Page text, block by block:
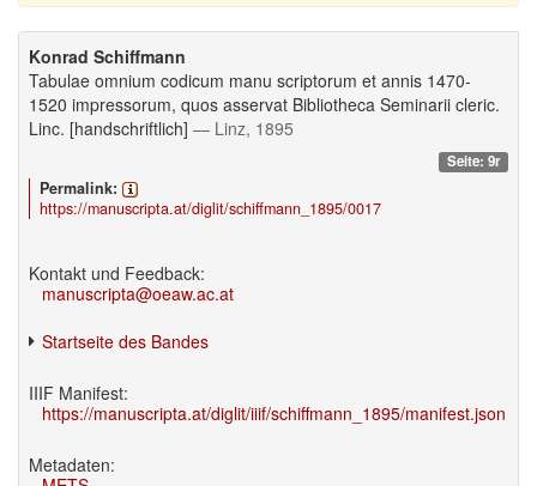
Konrad Schiffmann
Tabulae omnium codicum manu scriptorum et annis 1470-
1520 impressorum, quos asservat Bibliotheca Seminarii cleric.
Linc. [handschriftlich] — Linz, 1895
Seite: 9r
Permalink:
https://manuscripta.at/diglit/schiffmann_1895/0017
Kontakt und Feedback:
manuscripta@oeaw.ac.at
Startseite des Bandes
IIIF Manifest:
https://manuscripta.at/diglit/iiif/schiffmann_1895/manifest.json
Metadaten: